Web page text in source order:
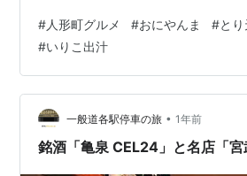
けに出会うまでには何回か試行錯誤
mnoguti.hatenablog.com さて今回、
に行っていて、一度食べるとクセに
しながら頼んだのは、いつものとり
しようと思ったが、ちょっと贅沢さ
天…
#人形町グルメ #おにやんま #とり
#いりこ出汁
一般道各駅停車の旅 • 1年前
銘酒「亀泉 CEL24」と名店「宮